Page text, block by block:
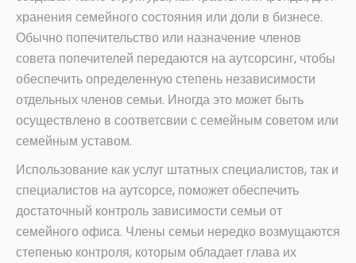
хранения семейного состояния или доли в бизнесе.
Обычно попечительство или назначение членов
совета попечителей передаются на аутсорсинг, чтобы
обеспечить определенную степень независимости
отдельных членов семьи. Иногда это может быть
осуществлено в соответсвии с семейным советом или
семейным уставом.
Использование как услуг штатных специалистов, так и
специалистов на аутсорсе, поможет обеспечить
достаточный контроль зависимости семьи от
семейного офиса. Члены семьи нередко возмущаются
степенью контроля, которым обладает глава их